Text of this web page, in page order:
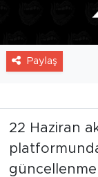
Paylaş
22 Haziran
platformunda